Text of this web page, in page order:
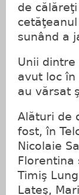
de
sunând a
Unii
avut loc
au vărsat
Alături de
fost, în
Nicolaie
Florentina
Timiş
Lateş,